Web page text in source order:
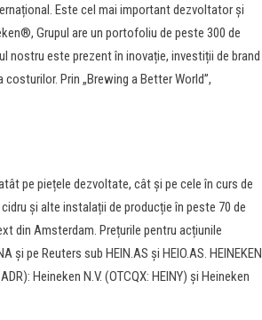
Este cel mai important dezvoltator și
Grupul are un portofoliu de peste 300 de
nostru este prezent în inovație, investiții de brand
Prin „Brewing a Better World”,
pe piețele dezvoltate, cât și pe cele în curs de
și alte instalații de producție în peste 70 de
din Amsterdam. Prețurile pentru acțiunile
pe Reuters sub HEIN.AS și HEIO.AS. HEINEKEN
Heineken N.V. (OTCQX: HEINY) și Heineken